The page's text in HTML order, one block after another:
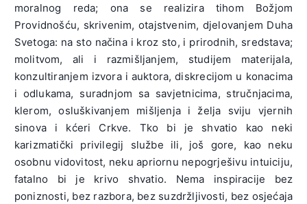
moralnog reda; ona se realizira tihom Božjom
Providnošću, skrivenim, otajstvenim, djelovanjem Duha
Svetoga: na sto načina i kroz sto, i prirodnih, sredstava;
molitvom, ali i razmišljanjem, studijem materijala,
konzultiranjem izvora i auktora, diskrecijom u konacima
i odlukama, suradnjom sa savjetnicima, stručnjacima,
klerom, osluškivanjem mišljenja i želja sviju vjernih
sinova i kćeri Crkve. Tko bi je shvatio kao neki
karizmatički privilegij službe ili, još gore, kao neku
osobnu vidovitost, neku apriornu nepogrješivu intuiciju,
fatalno bi je krivo shvatio. Nema inspiracije bez
poniznosti, bez razbora, bez suzdržljivosti, bez osjećaja